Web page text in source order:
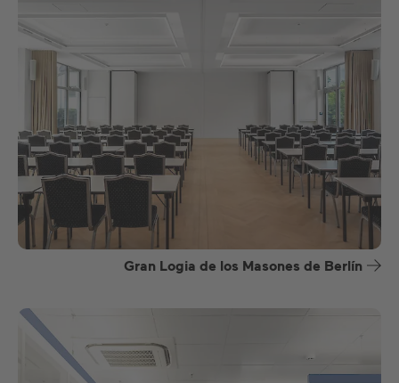
Gran Logia de los Masones de Berlín